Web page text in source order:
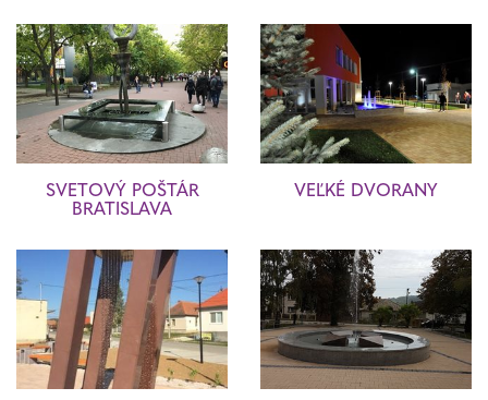
SVETOVÝ POŠTÁR
BRATISLAVA
VEĽKÉ DVORANY